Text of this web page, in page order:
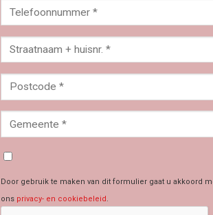
Door gebruik te maken van dit formulier gaat u akkoord
ons privacy- en cookiebeleid.